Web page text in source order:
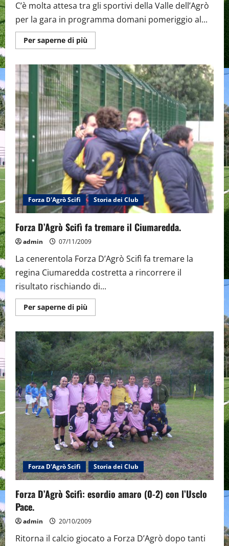
C’è molta attesa tra gli sportivi della Valle dell’Agrò
per la gara in programma domani pomeriggio al...
Per saperne di piùMaggiori
informazioni
Piras
sogna
il
gol
dell’ex
al
Ciumaredda.
Forza D'Agrò Scifì Storia dei Club
Forza D’Agrò Scifì fa tremare il Ciumaredda.
admin 07/11/2009
La cenerentola Forza D’Agrò Scifì fa tremare la
regina Ciumaredda costretta a rincorrere il
risultato rischiando di...
Per saperne di piùMaggiori
informazioni
D’Agrò
Scifì
fa
tremare
il
Ciumaredda.
Forza D'Agrò Scifì Storia dei Club
Forza D’Agrò Scifì: esordio amaro (0-2) con l’Usclo
Pace.
admin 20/10/2009
Ritorna il calcio giocato a Forza D’Agrò dopo tanti